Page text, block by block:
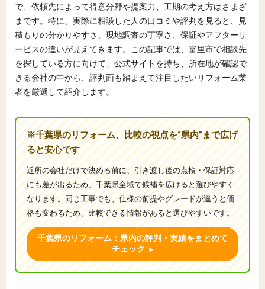
で、依頼先によって得意分野や提案力、工期の考え方はさまざ
まです。特に、実際に相談した人の口コミや評判を見ると、見
積もりの分かりやすさ、現地調査の丁寧さ、保証やアフターサ
ービスの違いが見えてきます。この記事では、富里市で相談先
を探している方に向けて、公式サイトを持ち、所在地が確認で
きる会社の中から、評判面も踏まえて注目したいリフォーム業
者を厳選して紹介します。
※千葉県のリフォーム、比較の視点を“県内”まで広げ
ると安心です
近所の会社だけで決める前に、引き渡し後の点検・保証対応
にも差が出るため、千葉県全域で候補を広げると選びやすく
なります。同じ工事でも、仕様の前提やグレードが違うと価
格も変わるため、比較できる情報があると選びやすいです。
千葉県のリフォーム：県内の評判・実績をまとめて
チェック